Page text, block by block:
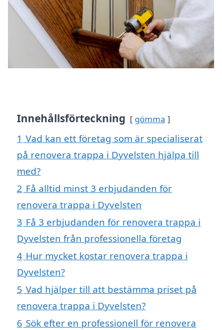
Innehållsförteckning gömma
1 Vad kan ett företag som är specialiserat
på renovera trappa i Dyvelsten hjälpa till
med?
2 Få alltid minst 3 erbjudanden för
renovera trappa i Dyvelsten
3 Få 3 erbjudanden för renovera trappa i
Dyvelsten från professionella företag
4 Hur mycket kostar renovera trappa i
Dyvelsten?
5 Vad hjälper till att bestämma priset på
renovera trappa i Dyvelsten?
6 Sök efter en professionell för renovera